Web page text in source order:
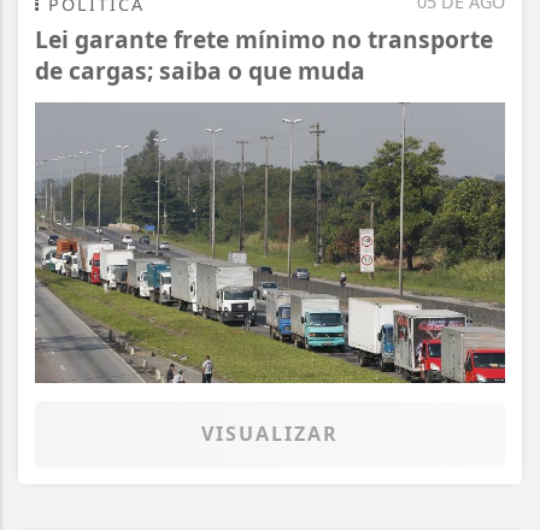
Lei garante frete mínimo no transporte
de cargas; saiba o que muda
VISUALIZAR